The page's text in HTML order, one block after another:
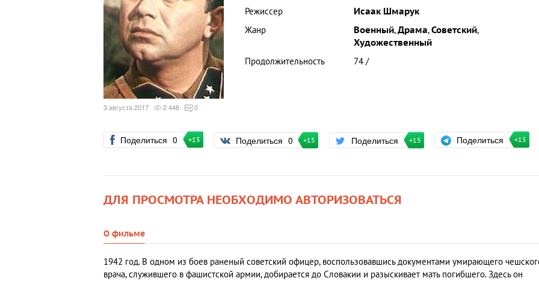
3 августа 2017 2 448 0
Режиссер
Исаак Шмарук
Жанр
Военный,Драма,Советский,
Художественный
Продолжительность
74 /
Поделиться 0 +15 Поделиться 0 +15 Поделиться +15 Поделиться +15
ДЛЯ ПРОСМОТРА НЕОБХОДИМО АВТОРИЗОВАТЬСЯ
О фильме
1942 год. В одном из боев раненый советский офицер, воспользовавшись документами умирающего
врача, служившего в фашистской армии, добирается до Словакии и разыскивает мать погибшего. Здесь он